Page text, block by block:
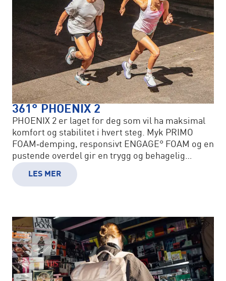
361° PHOENIX 2
PHOENIX 2 er laget for deg som vil ha maksimal
komfort og stabilitet i hvert steg. Myk PRIMO
FOAM‑demping, responsivt ENGAGE° FOAM og en
pustende overdel gir en trygg og behagelig
løpsopplevelse.
LES MER